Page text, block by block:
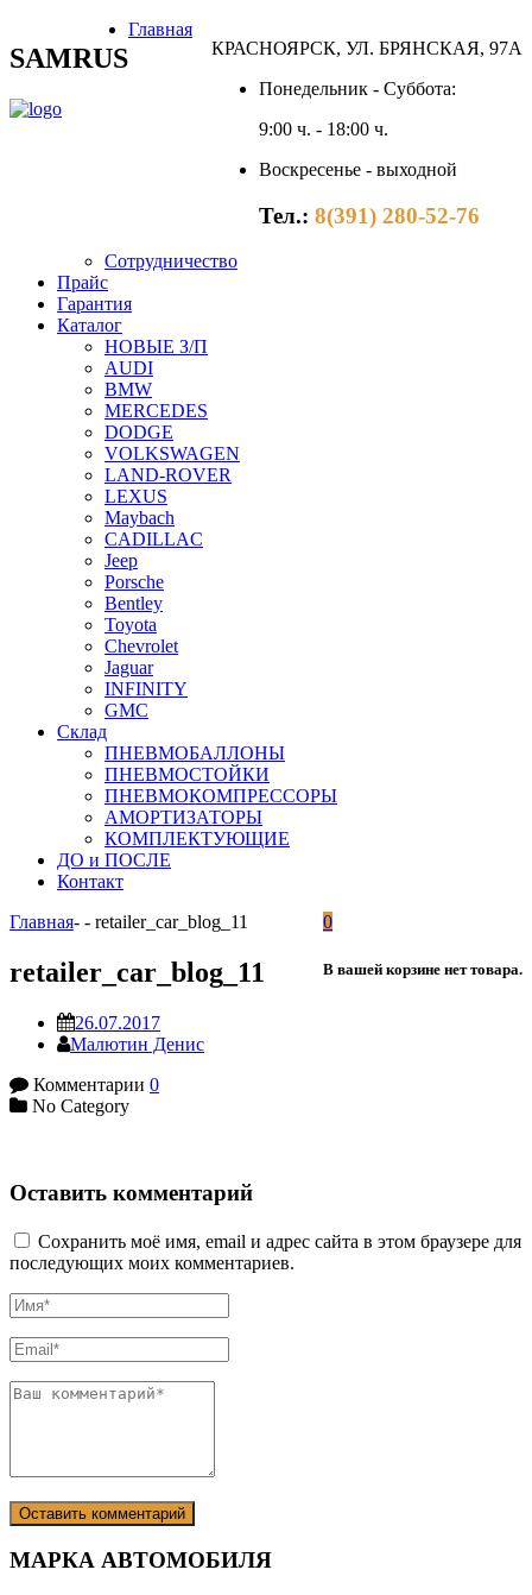
SAMRUS
КРАСНОЯРСК, УЛ. БРЯНСКАЯ, 97А
Понедельник - Суббота:
9:00 ч. - 18:00 ч.
Воскресенье - выходной
Тел.: 8(391) 280-52-76
Главная
Сотрудничество
Прайс
Гарантия
Каталог
НОВЫЕ З/П
AUDI
BMW
MERCEDES
DODGE
VOLKSWAGEN
LAND-ROVER
LEXUS
Maybach
CADILLAC
Jeep
Porsche
Bentley
Toyota
Chevrolet
Jaguar
INFINITY
GMC
Склад
ПНЕВМОБАЛЛОНЫ
ПНЕВМОСТОЙКИ
ПНЕВМОКОМПРЕССОРЫ
АМОРТИЗАТОРЫ
КОМПЛЕКТУЮЩИЕ
ДО и ПОСЛЕ
Контакт
0
В вашей корзине нет товара.
Главная- - retailer_car_blog_11
retailer_car_blog_11
26.07.2017
Малютин Денис
Комментарии 0
No Category
Оставить комментарий
Сохранить моё имя, email и адрес сайта в этом браузере для
последующих моих комментариев.
МАРКА АВТОМОБИЛЯ